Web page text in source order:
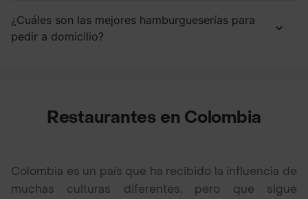
¿Cuáles son las mejores hamburgueserías para
pedir a domicilio?
Restaurantes en Colombia
Colombia es un país que ha recibido la influencia de
muchas culturas diferentes, pero que sigue